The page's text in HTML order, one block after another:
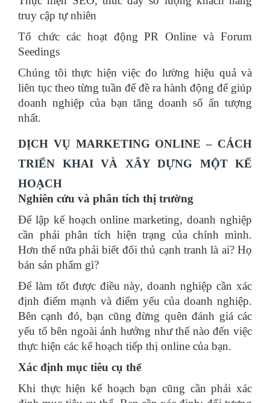
truy cập tự nhiên
Tổ chức các hoạt động PR Online và Forum
Seedings
Chúng tôi thực hiện việc đo lường hiệu quả và
liên tục theo từng tuần để đề ra hành động để giúp
doanh nghiệp của bạn tăng doanh số ấn tượng
nhất.
DỊCH VỤ MARKETING ONLINE – CÁCH
TRIỂN KHAI VÀ XÂY DỰNG MỘT KẾ
HOẠCH
Nghiên cứu và phân tích thị trường
Để lập kế hoạch online marketing, doanh nghiệp
cần phải phân tích hiện trạng của chính mình.
Hơn thế nữa phải biết đối thủ cạnh tranh là ai? Họ
bán sản phẩm gì?
Để làm tốt được điều này, doanh nghiệp cần xác
định điểm mạnh và điểm yếu của doanh nghiệp.
Bên cạnh đó, bạn cũng đừng quên đánh giá các
yếu tố bên ngoài ảnh hưởng như thế nào đến việc
thực hiện các kế hoạch tiếp thị online của bạn.
Xác định mục tiêu cụ thể
Khi thực hiện kế hoạch bạn cũng cần phải xác